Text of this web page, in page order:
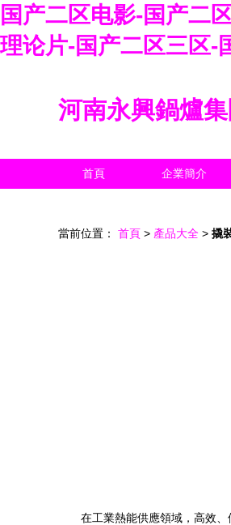
国产二区电影-国产二
理论片-国产二区三区-
河南永興鍋爐
首頁 企業簡介
當前位置： 首頁 > 產品大全 > 撬
在工業熱能供應領域，高效